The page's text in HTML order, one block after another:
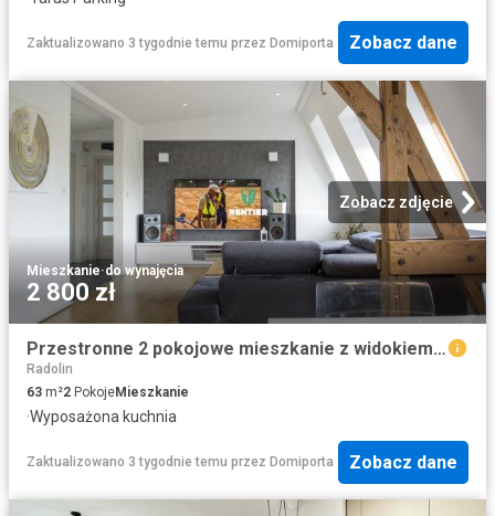
Zaktualizowano 3 tygodnie temu przez Domiporta Zobacz dane
Zobacz zdjęcie
Mieszkanie·do wynajęcia
2 800 zł
Przestronne 2 pokojowe mieszkanie z widokiem na Odrę polecam!
Radolin
63 m²2 PokojeMieszkanie
·Wyposażona kuchnia
Zaktualizowano 3 tygodnie temu przez Domiporta Zobacz dane